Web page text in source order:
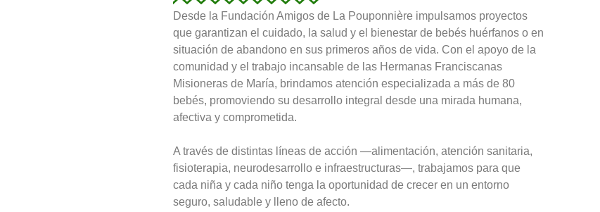
Desde la Fundación Amigos de La Pouponnière impulsamos proyectos
que garantizan el cuidado, la salud y el bienestar de bebés huérfanos o en
situación de abandono en sus primeros años de vida. Con el apoyo de la
comunidad y el trabajo incansable de las Hermanas Franciscanas
Misioneras de María, brindamos atención especializada a más de 80
bebés, promoviendo su desarrollo integral desde una mirada humana,
afectiva y comprometida.
A través de distintas líneas de acción —alimentación, atención sanitaria,
fisioterapia, neurodesarrollo e infraestructuras—, trabajamos para que
cada niña y cada niño tenga la oportunidad de crecer en un entorno
seguro, saludable y lleno de afecto.